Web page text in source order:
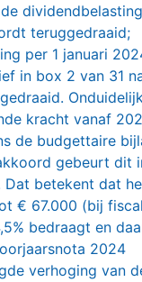
teruggedraaid;
per 1 januari
in box 2 van 31
kracht vanaf
de budgettaire
gebeurt dit
Dat betekent dat
€ 67.000 (bij
bedraagt en
2024
verhoging van